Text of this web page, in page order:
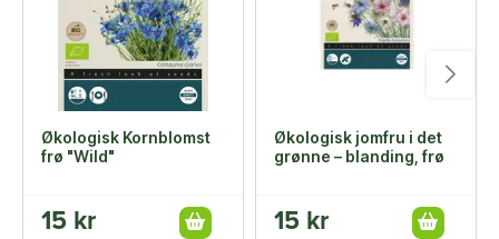
Økologisk Kornblomst
frø "Wild"
15 kr
Økologisk jomfru i det
grønne – blanding, frø
15 kr